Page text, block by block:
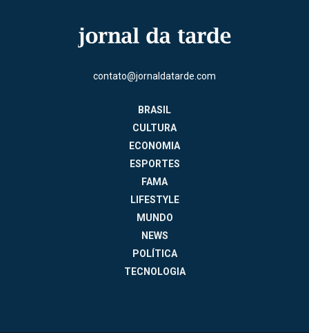
contato@jornaldatarde.com
BRASIL
CULTURA
ECONOMIA
ESPORTES
FAMA
LIFESTYLE
MUNDO
NEWS
POLÍTICA
TECNOLOGIA